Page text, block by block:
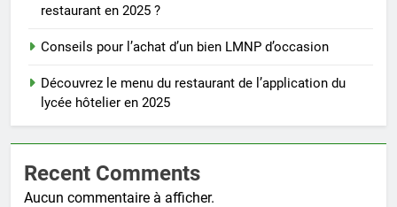
restaurant en 2025 ?
Conseils pour l’achat d’un bien LMNP d’occasion
Découvrez le menu du restaurant de l’application du
lycée hôtelier en 2025
Recent Comments
Aucun commentaire à afficher.